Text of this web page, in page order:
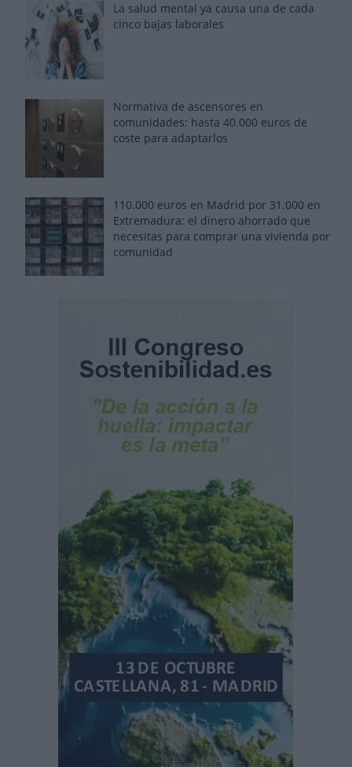
La salud mental ya causa una de cada
cinco bajas laborales
Normativa de ascensores en
comunidades: hasta 40.000 euros de
coste para adaptarlos
110.000 euros en Madrid por 31.000 en
Extremadura: el dinero ahorrado que
necesitas para comprar una vivienda por
comunidad